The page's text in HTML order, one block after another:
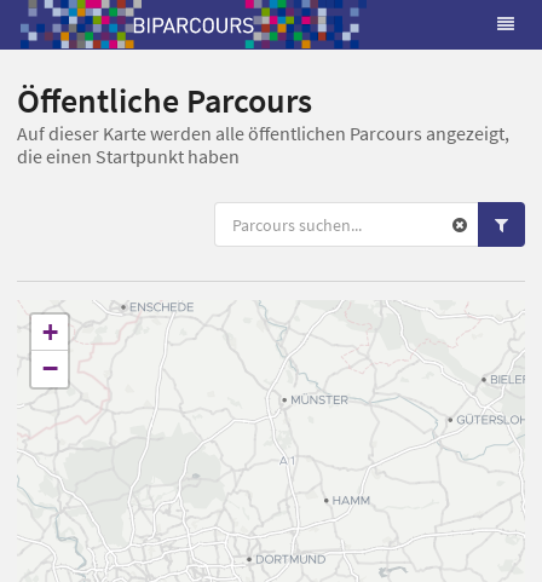
Öffentliche Parcours
Auf dieser Karte werden alle öffentlichen Parcours angezeigt,
die einen Startpunkt haben
+
−